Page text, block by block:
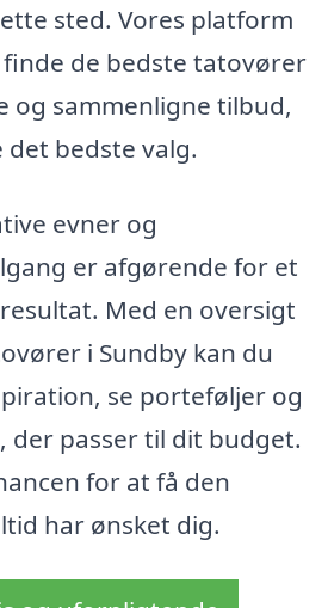
sted. Vores platform
de bedste tatovører
og sammenligne tilbud,
bedste valg.
evner og
er afgørende for et
Med en oversigt
i Sundby kan du
se porteføljer og
der passer til dit budget.
for at få den
har ønsket dig.